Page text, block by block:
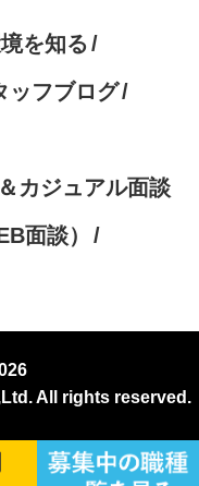
を知る
ッフブログ
カジュアル面談
面談）
All rights reserved.